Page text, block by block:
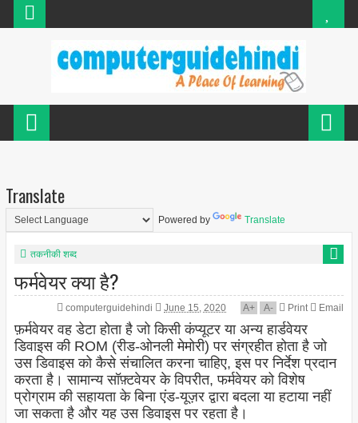
Translate
Powered by Translate
तकनीकी शब्द
फर्मवेयर क्या है?
computerguidehindi June 15, 2020 A+ A- Print Email
फ़र्मवेयर वह डेटा होता है जो किसी कंप्यूटर या अन्य हार्डवेयर
डिवाइस की ROM (रीड-ओनली मेमोरी) पर संग्रहीत होता है जो
उस डिवाइस को कैसे संचालित करना चाहिए, इस पर निर्देश प्रदान
करता है। सामान्य सॉफ़्टवेयर के विपरीत, फर्मवेयर को विशेष
प्रोग्राम की सहायता के बिना एंड-यूज़र द्वारा बदला या हटाया नहीं
जा सकता है और यह उस डिवाइस पर रहता है।